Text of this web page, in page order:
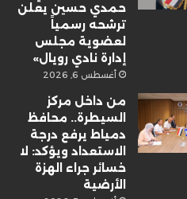
حمدي حسين يعلن
ترشحه رسمياً
لعضوية مجلس
إدارة نادي رويال»
أغسطس 6, 2026
من داخل مركز
السيطرة.. محافظ
دمياط يرفع درجة
الاستعداد ويؤكد: لا
خسائر جراء الهزة
الأرضية